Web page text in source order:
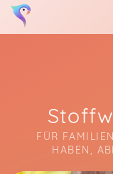
FÜR
HABEN,